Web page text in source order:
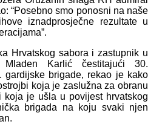
“Posebno smo ponosni na naše
iznadprosječne rezultate u
Hrvatskog sabora i zastupnik u
Mladen Karlić čestitajući 30.
gardijske brigade, rekao je kako
koja je zaslužna za obranu
je ušla u povijest hrvatskog
brigada na koju svaki njen